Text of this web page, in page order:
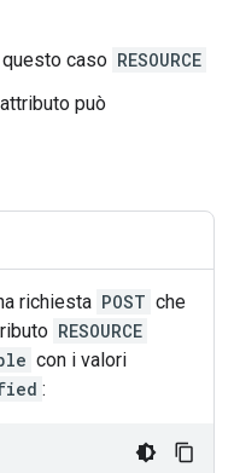
caso RESOURCE
può
richiesta POST che
RESOURCE
con i valori
: